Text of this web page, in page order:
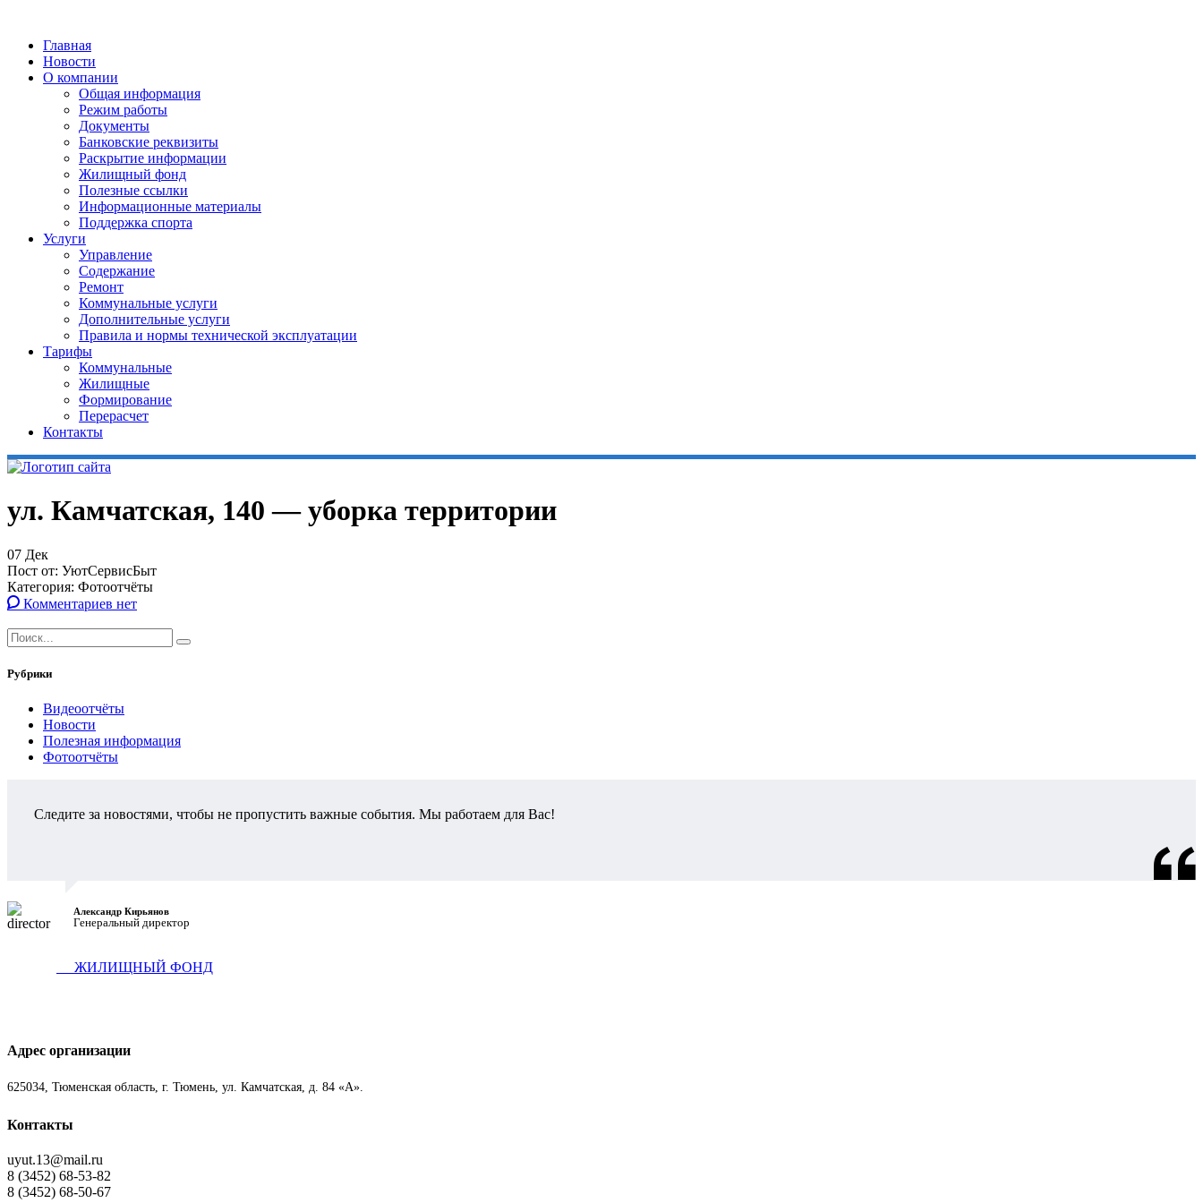
Главная
Новости
О компании
Общая информация
Режим работы
Документы
Банковские реквизиты
Раскрытие информации
Жилищный фонд
Полезные ссылки
Информационные материалы
Поддержка спорта
Услуги
Управление
Содержание
Ремонт
Коммунальные услуги
Дополнительные услуги
Правила и нормы технической эксплуатации
Тарифы
Коммунальные
Жилищные
Формирование
Перерасчет
Контакты
ул. Камчатская, 140 — уборка территории
07 Дек
Пост от: УютСервисБыт
Категория: Фотоотчёты
Комментариев нет
Рубрики
Видеоотчёты
Новости
Полезная информация
Фотоотчёты
Следите за новостями, чтобы не пропустить важные события. Мы работаем для Вас!
Александр Кирьянов
Генеральный директор
ЖИЛИЩНЫЙ ФОНД
Адрес организации
625034, Тюменская область, г. Тюмень, ул. Камчатская, д. 84 «А».
Контакты
uyut.13@mail.ru
8 (3452) 68-53-82
8 (3452) 68-50-67